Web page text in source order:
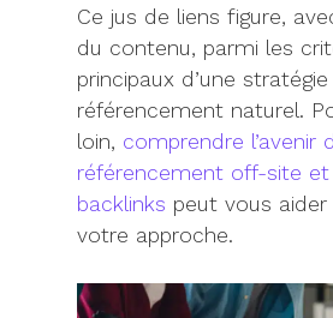
Ce jus de liens figure,
du contenu, parmi les
principaux d’une
référencement naturel.
loin, comprendre l’avenir
référencement off-site et
backlinks peut vous
votre approche.